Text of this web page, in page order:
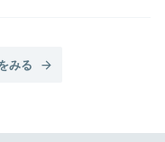
みる